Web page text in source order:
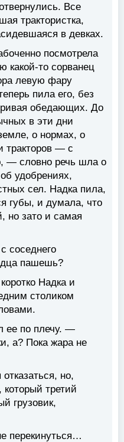
Все
трактористка,
в девках.
посмотрела
то сорванец
левую фару
пила его, без
обедающих. До
в эти дни
о нормах, о
тракторов — с
— словно речь шла о
удобрениях,
сел. Надка пила,
губы, и думала, что
но зато и самая
соседнего
пашешь?
Надка и
столиком
ее по плечу. —
а? Пока жара не
но,
третий
грузовик,
перекинуться…